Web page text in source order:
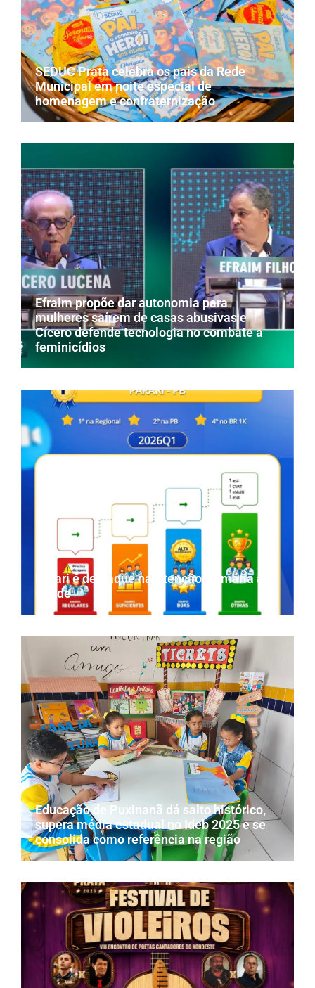
SEDUC Prata celebra os pais da Rede
Municipal em noite especial de
homenagem e confraternização
Efraim propõe dar autonomia para
mulheres saírem de casas abusivas e
Cícero defende tecnologia no combate a
feminicídios
Parari é destaque na Atenção Primária à
Saúde
Educação de Puxinanã dá salto histórico,
supera média estadual no Ideb 2025 e se
consolida como referência na região